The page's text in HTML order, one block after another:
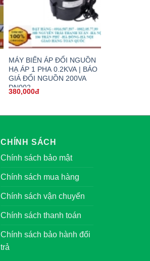
MÁY BIẾN ÁP ĐỔI NGUỒN
HẠ ÁP 1 PHA 0.2KVA | BÁO
GIÁ ĐỔI NGUỒN 200VA
DN002
380,000đ
CHÍNH SÁCH
Chính sách bảo mật
Chính sách mua hàng
Chính sách vận chuyển
Chính sách thanh toán
Chính sách bảo hành đổi
trả